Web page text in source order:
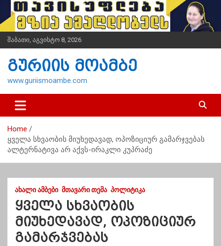
i
t
n
შაბათი, აგვისტო 8, 2026
გურიის მოამბე
www.guriismoambe.com
Home
ყველა სხვაობის მიუხედავად, ოპოზიციურ გამარჯვებას
ალტერნატივა არ აქვს-ირაკლი კუპრაძე
ᲐᲮᲐᲚᲘ ᲐᲛᲑᲔᲑᲘ ᲛᲗᲐᲕᲐᲠᲘ ᲗᲔᲛᲐ ᲞᲝᲚᲘᲢᲘᲙᲐ
ყველა სხვაობის
მიუხედავად, ოპოზიციურ
გამარჯვებას